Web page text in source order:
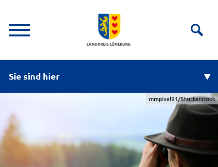
Sie sind hier
mmpixel91/Shutterstock